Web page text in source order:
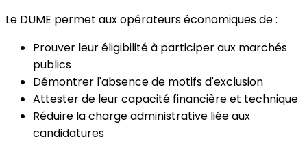
Le DUME permet aux opérateurs économiques de :
Prouver leur éligibilité à participer aux marchés
publics
Démontrer l'absence de motifs d'exclusion
Attester de leur capacité financière et technique
Réduire la charge administrative liée aux
candidatures